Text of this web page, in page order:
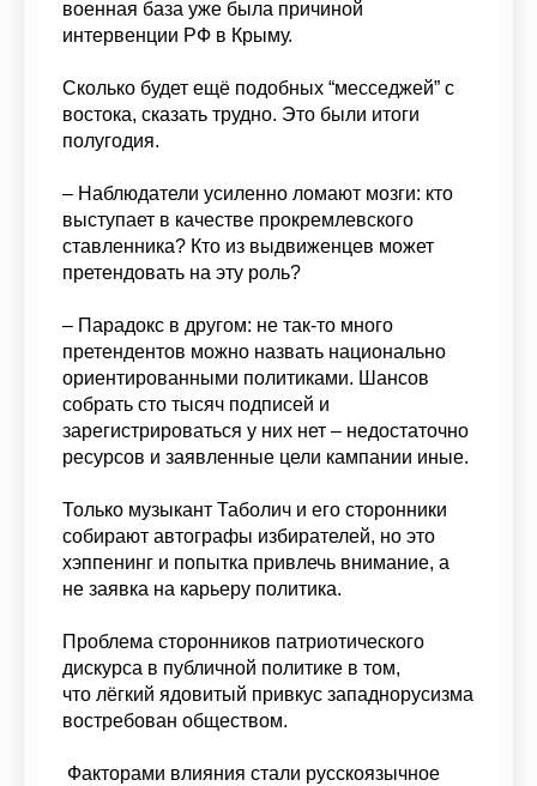
военная база уже была причиной
интервенции РФ в Крыму.
Сколько будет ещё подобных “месседжей” с
востока, сказать трудно. Это были итоги
полугодия.
– Наблюдатели усиленно ломают мозги: кто
выступает в качестве прокремлевского
ставленника? Кто из выдвиженцев может
претендовать на эту роль?
– Парадокс в другом: не так-то много
претендентов можно назвать национально
ориентированными политиками. Шансов
собрать сто тысяч подписей и
зарегистрироваться у них нет – недостаточно
ресурсов и заявленные цели кампании иные.
Только музыкант Таболич и его сторонники
собирают автографы избирателей, но это
хэппенинг и попытка привлечь внимание, а
не заявка на карьеру политика.
Проблема сторонников патриотического
дискурса в публичной политике в том,
что лёгкий ядовитый привкус западнорусизма
востребован обществом.
Факторами влияния стали русскоязычное